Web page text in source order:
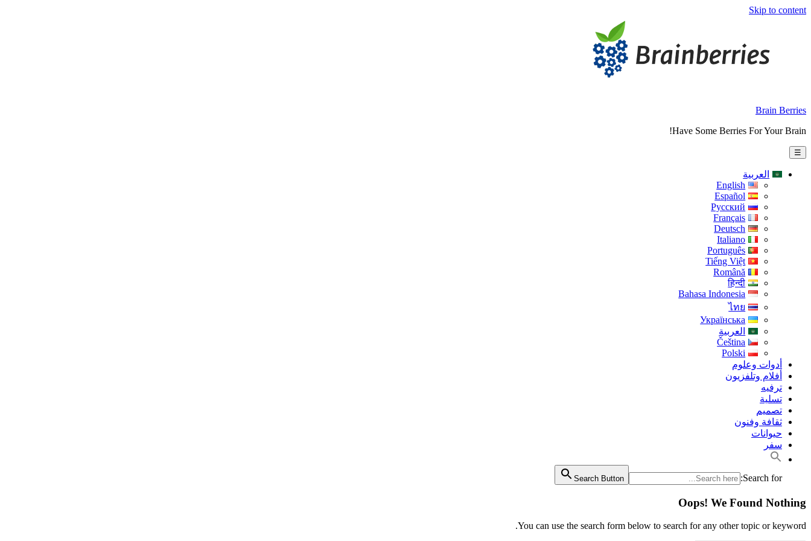
Skip to content
Brain Berries
Have Some Berries For Your Brain!
☰
العربية
English
Español
Русский
Français
Deutsch
Italiano
Português
Tiếng Việt
Română
हिन्दी
Bahasa Indonesia
ไทย
Українська
العربية
Čeština
Polski
أدوات وعلوم
أفلام وتلفزيون
ترفيه
تسلية
تصميم
ثقافة وفنون
حيوانات
سفر
Search for:
Search Button
Oops! We Found Nothing
You can use the search form below to search for any other topic or keyword.